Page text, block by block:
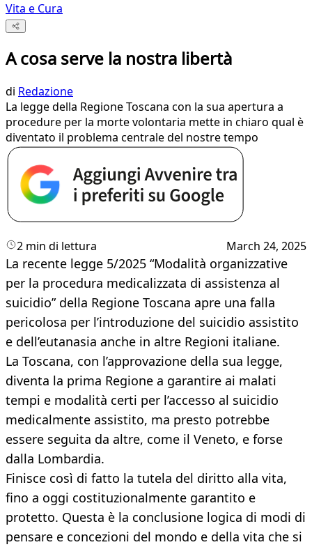
Vita e Cura
A cosa serve la nostra libertà
di Redazione
La legge della Regione Toscana con la sua apertura a
procedure per la morte volontaria mette in chiaro qual è
diventato il problema centrale del nostre tempo
2 min di lettura March 24, 2025
La recente legge 5/2025 “Modalità organizzative
per la procedura medicalizzata di assistenza al
suicidio” della Regione Toscana apre una falla
pericolosa per l’introduzione del suicidio assistito
e dell’eutanasia anche in altre Regioni italiane.
La Toscana, con l’approvazione della sua legge,
diventa la prima Regione a garantire ai malati
tempi e modalità certi per l’accesso al suicidio
medicalmente assistito, ma presto potrebbe
essere seguita da altre, come il Veneto, e forse
dalla Lombardia.
Finisce così di fatto la tutela del diritto alla vita,
fino a oggi costituzionalmente garantito e
protetto. Questa è la conclusione logica di modi di
pensare e concezioni del mondo e della vita che si